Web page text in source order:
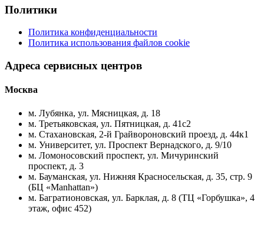
Политики
Политика конфиденциальности
Политика использования файлов cookie
Адреса сервисных центров
Москва
м. Лубянка, ул. Мясницкая, д. 18
м. Третьяковская, ул. Пятницкая, д. 41с2
м. Стахановская, 2-й Грайвороновский проезд, д. 44к1
м. Университет, ул. Проспект Вернадского, д. 9/10
м. Ломоносовский проспект, ул. Мичуринский
проспект, д. 3
м. Бауманская, ул. Нижняя Красносельская, д. 35, стр. 9
(БЦ «Manhattan»)
м. Багратионовская, ул. Барклая, д. 8 (ТЦ «Горбушка», 4
этаж, офис 452)